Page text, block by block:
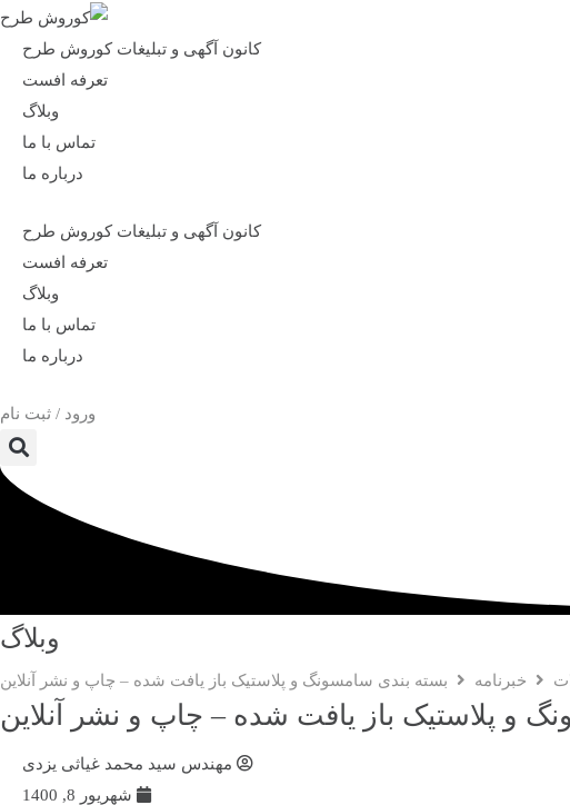
کانون آگهی و تبلیغات کوروش طرح
تعرفه افست
وبلاگ
تماس با ما
درباره ما
کانون آگهی و تبلیغات کوروش طرح
تعرفه افست
وبلاگ
تماس با ما
درباره ما
ورود / ثبت نام
وبلاگ
خبرنامه بسته بندی سامسونگ و پلاستیک باز یافت شده – چاپ و نشر آنلاین
و پلاستیک باز یافت شده – چاپ و نشر آنلاین
مهندس سید محمد غیاثی یزدی
شهریور 8, 1400